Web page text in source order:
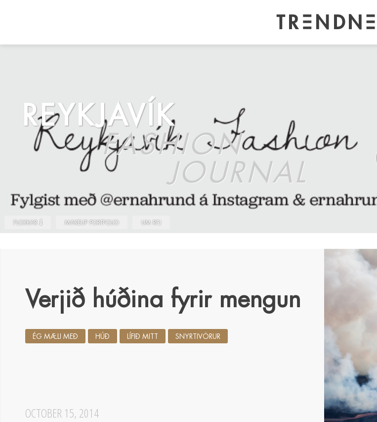
REYKJAVÍK
FASHION
JOURNAL
FLOKKAR MAKEUP PORTFOLIO UM RFJ
Verjið húðina fyrir mengun
OCTOBER 15, 2014
ÉG MÆLI MEÐ HÚÐ LÍFIÐ MITT SNYRTIVÖRUR